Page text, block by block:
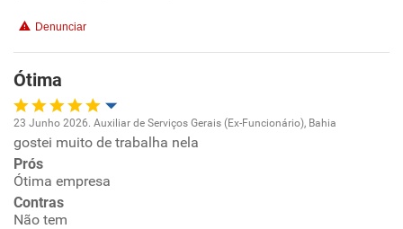
Denunciar
Ótima
Oportunidade de promoção
Ambiente de trabalho
23 Junho 2026. Auxiliar de Serviços Gerais (Ex-Funcionário), Bahia
gostei muito de trabalha nela
Prós
Ótima empresa
Contras
Não tem